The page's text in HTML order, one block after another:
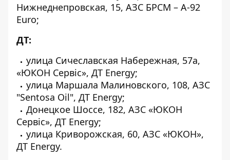
Нижнеднепровская, 15, АЗС БРСМ – A-92
Euro;
ДТ:
улица Сичеславская Набережная, 57а,
«ЮКОН Сервіс», ДТ Energy;
улица Маршала Малиновского, 108, АЗС
"Sentosa Oil", ДТ Energy;
Донецкое Шоссе, 182, АЗС «ЮКОН
Сервіс», ДТ Energy;
улица Криворожская, 60, АЗС «ЮКОН»,
ДТ Energy.